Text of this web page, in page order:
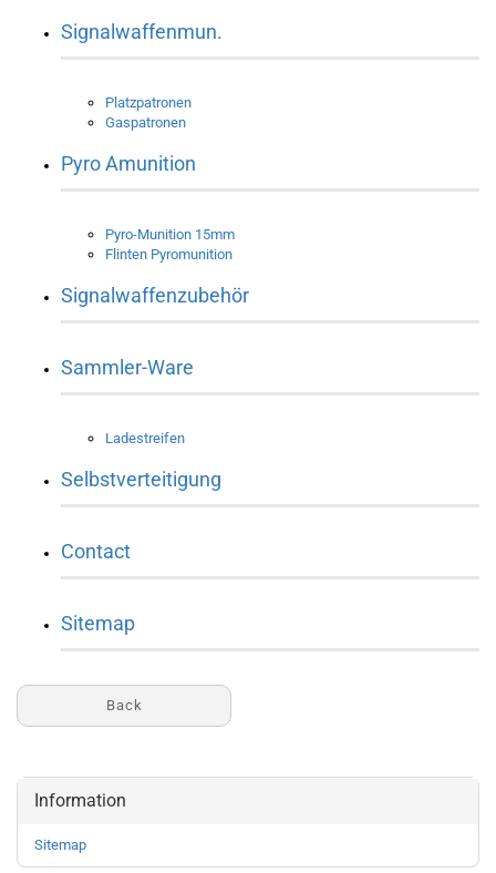
Signalwaffenmun.
Platzpatronen
Gaspatronen
Pyro Amunition
Pyro-Munition 15mm
Flinten Pyromunition
Signalwaffenzubehör
Sammler-Ware
Ladestreifen
Selbstverteitigung
Contact
Sitemap
Back
Information
Sitemap